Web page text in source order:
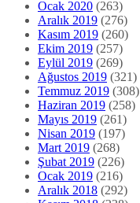
Ocak 2020 (263)
Aralık 2019 (276)
Kasım 2019 (260)
Ekim 2019 (257)
Eylül 2019 (269)
Ağustos 2019 (321)
Temmuz 2019 (308)
Haziran 2019 (258)
Mayıs 2019 (261)
Nisan 2019 (197)
Mart 2019 (268)
Şubat 2019 (226)
Ocak 2019 (216)
Aralık 2018 (292)